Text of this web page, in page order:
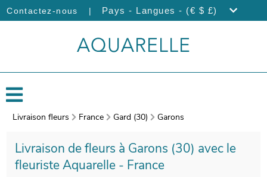
Contactez-nous | Pays - Langues - (€ $ £)
Livraison fleurs France Gard (30) Garons
Livraison de fleurs à Garons (30) avec le
fleuriste Aquarelle - France